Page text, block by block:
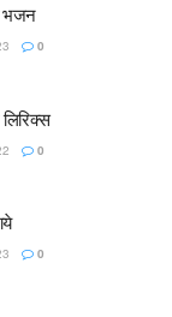
भजन
0
0
0